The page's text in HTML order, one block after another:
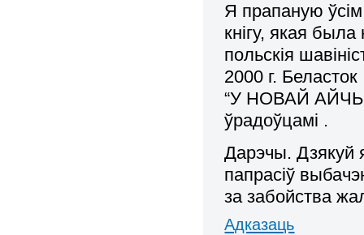
Я прапаную
кнігу, якая
польскія
2000 г. Беласток
“У НОВАЙ
ўрадоўцамі .
Дарэчы. Дзякуй
папрасіў
за забойства
Адказаць